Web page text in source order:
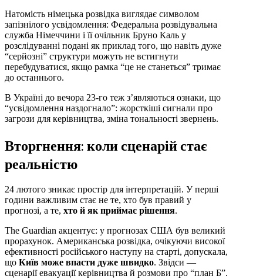
Натомість німецька розвідка виглядає символом
запізнілого усвідомлення: Федеральна розвідувальна
служба Німеччини і її очільник Бруно Каль у
розслідуванні подані як приклад того, що навіть дуже
“серйозні” структури можуть не встигнути
перебудуватися, якщо рамка “це не станеться” тримає
до останнього.
В Україні до вечора 23-го теж з’являються ознаки, що
“усвідомлення наздогнало”: жорсткіші сигнали про
загрози для керівництва, зміна тональності звернень.
Вторгнення: коли сценарій стає
реальністю
24 лютого зникає простір для інтерпретацій. У перші
години важливим стає не те, хто був правий у
прогнозі, а те, хто й як приймає рішення.
The Guardian акцентує: у прогнозах США був великий
прорахунок. Американська розвідка, очікуючи високої
ефективності російського наступу на старті, допускала,
що Київ може впасти дуже швидко. Звідси —
сценарії евакуації керівництва й розмови про “план Б”.